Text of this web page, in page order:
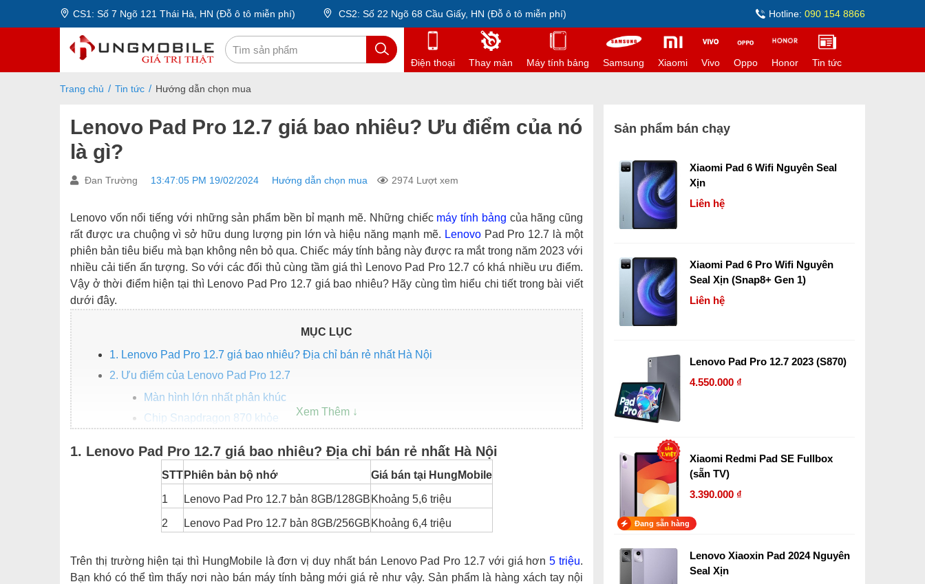
CS1: Số 7 Ngõ 121 Thái Hà, HN (Đỗ ô tô miễn phí) CS2: Số 22 Ngõ 68 Cầu Giấy, HN (Đỗ ô tô miễn phí) Hotline: 090 154 8866
Điện thoại Thay màn Máy tính bảng Samsung Xiaomi Vivo Oppo Honor Tin tức
Trang chủ Tin tức Hướng dẫn chọn mua
Lenovo Pad Pro 12.7 giá bao nhiêu? Ưu điểm của nó
là gì?
Đan Trường 13:47:05 PM 19/02/2024 Hướng dẫn chọn mua 2974 Lượt xem
Lenovo vốn nổi tiếng với những sản phẩm bền bỉ mạnh mẽ. Những chiếc máy tính bảng của hãng cũng
rất được ưa chuộng vì sở hữu dung lượng pin lớn và hiệu năng mạnh mẽ. LenovoPad Pro 12.7 là một
phiên bản tiêu biểu mà bạn không nên bỏ qua. Chiếc máy tính bảng này được ra mắt trong năm 2023 với
nhiều cải tiến ấn tượng. So với các đối thủ cùng tầm giá thì Lenovo Pad Pro 12.7 có khá nhiều ưu điểm.
Vậy ở thời điểm hiện tại thì Lenovo Pad Pro 12.7 giá bao nhiêu? Hãy cùng tìm hiểu chi tiết trong bài viết
dưới đây.
MỤC LỤC
1. Lenovo Pad Pro 12.7 giá bao nhiêu? Địa chỉ bán rẻ nhất Hà Nội
2. Ưu điểm của Lenovo Pad Pro 12.7
Màn hình lớn nhất phân khúc
Chip Snapdragon 870 khỏe
Có thể cài Tiếng Việt lấy ngay
1. Lenovo Pad Pro 12.7 giá bao nhiêu? Địa chỉ bán rẻ nhất Hà Nội
STT Phiên bản bộ nhớ Giá bán tại HungMobile
1 Lenovo Pad Pro 12.7 bản 8GB/128GB Khoảng 5,6 triệu
2 Lenovo Pad Pro 12.7 bản 8GB/256GB Khoảng 6,4 triệu
Trên thị trường hiện tại thì HungMobile là đơn vị duy nhất bán Lenovo Pad Pro 12.7 với giá hơn5 triệu.
Bạn khó có thể tìm thấy nơi nào bán máy tính bảng mới giá rẻ như vậy. Sản phẩm là hàng xách tay nội
Sản phẩm bán chạy
Xiaomi Pad 6 Wifi Nguyên Seal
Xịn
Liên hệ
Xiaomi Pad 6 Pro Wifi Nguyên
Seal Xịn (Snap8+ Gen 1)
Liên hệ
Lenovo Pad Pro 12.7 2023 (S870)
4.550.000 ₫
Xiaomi Redmi Pad SE Fullbox
(sẵn TV)
3.390.000 ₫
Đang sẵn hàng
Lenovo Xiaoxin Pad 2024 Nguyên
Seal Xịn